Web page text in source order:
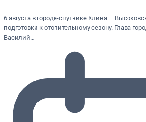
6 августа в городе-спутнике Клина —
подготовки к отопительному сезону. Глава
Василий…